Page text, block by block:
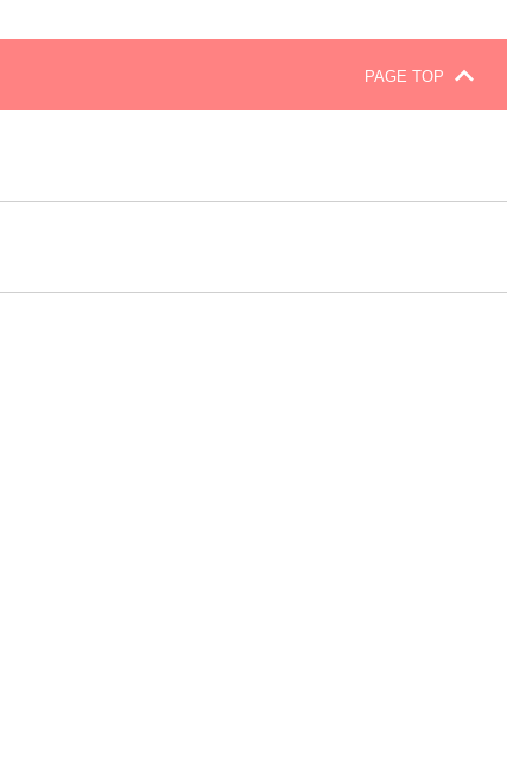
PAGE TOP